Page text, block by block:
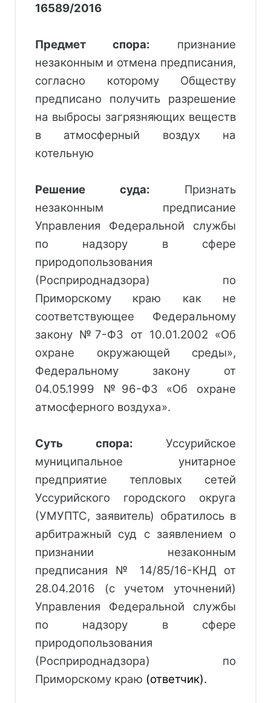
16589/2016
Предмет спора: признание
незаконным и отмена предписания,
согласно которому Обществу
предписано получить разрешение
на выбросы загрязняющих веществ
в атмосферный воздух на
котельную
Решение суда:
Признать
незаконным предписание
Управления Федеральной службы
по надзору в сфере
природопользования
(Росприроднадзора) по
Приморскому краю как не
соответствующее Федеральному
закону №7-ФЗ от 10.01.2002 «Об
охране окружающей среды»,
Федеральному закону от
04.05.1999 №96-ФЗ «Об охране
атмосферного воздуха».
Суть спора: Уссурийское
муниципальное унитарное
предприятие тепловых сетей
Уссурийского городского округа
(УМУПТС, заявитель) обратилось в
арбитражный суд с заявлением о
признании незаконным
предписания № 14/85/16-КНД от
28.04.2016 (с учетом уточнений)
Управления Федеральной службы
по надзору в сфере
природопользования
(Росприроднадзора) по
Приморскому краю (ответчик).